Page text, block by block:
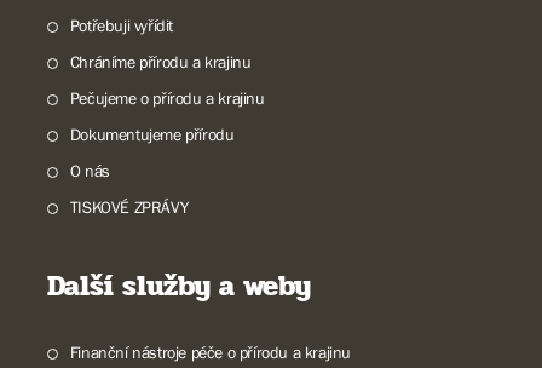
Potřebuji vyřídit
Chráníme přírodu a krajinu
Pečujeme o přírodu a krajinu
Dokumentujeme přírodu
O nás
TISKOVÉ ZPRÁVY
Další služby a weby
Finanční nástroje péče o přírodu a krajinu